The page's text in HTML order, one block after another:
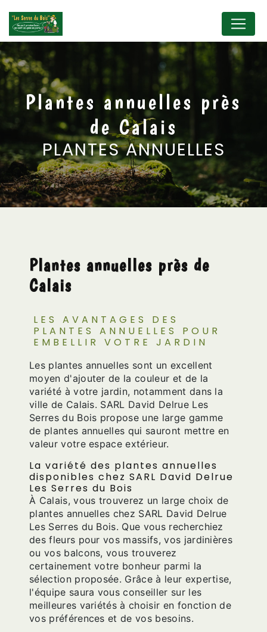
Plantes annuelles près
de Calais
PLANTES ANNUELLES
Plantes annuelles près de
Calais
LES AVANTAGES DES
PLANTES ANNUELLES POUR
EMBELLIR VOTRE JARDIN
Les plantes annuelles sont un excellent
moyen d'ajouter de la couleur et de la
variété à votre jardin, notamment dans la
ville de Calais. SARL David Delrue Les
Serres du Bois propose une large gamme
de plantes annuelles qui sauront mettre en
valeur votre espace extérieur.
La variété des plantes annuelles
disponibles chez SARL David Delrue
Les Serres du Bois
À Calais, vous trouverez un large choix de
plantes annuelles chez SARL David Delrue
Les Serres du Bois. Que vous recherchiez
des fleurs pour vos massifs, vos jardinières
ou vos balcons, vous trouverez
certainement votre bonheur parmi la
sélection proposée. Grâce à leur expertise,
l'équipe saura vous conseiller sur les
meilleures variétés à choisir en fonction de
vos préférences et de vos besoins.